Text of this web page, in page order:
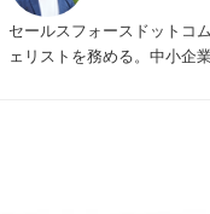
セールスフォースドットコ
ェリストを務める。中小企